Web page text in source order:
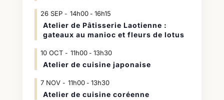
26 SEP 14h00- 16h15
Atelier de Pâtisserie Laotienne :
gateaux au manioc et fleurs de lotus
10 OCT 11h00- 13h30
Atelier de cuisine japonaise
7 NOV 11h00- 13h30
Atelier de cuisine coréenne